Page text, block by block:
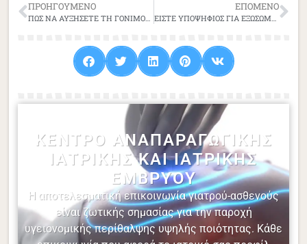
ΠΡΟΗΓΟΎΜΕΝΟ
ΠΩΣ ΝΑ ΑΥΞΗΣΕΤΕ ΤΗ ΓΟΝΙΜΟΤΗΤΑ ΜΕ ΦΥΣΙΚΟ ΤΡΟΠΟ: 5 ΤΡΟΠΟΙ ΒΕΛΤΙΩΣΗΣ ΤΗΣ ΓΟΝΙΜΟΤΗΤΑΣ
ΕΠΌΜΕΝΟ
ΕΙΣΤΕ ΥΠΟΨΗΦΙΟΣ ΓΙΑ ΕΞΩΣΩΜΑΤΙΚΗ ΓΟΝΙΜΟΠΟΙΗΣΗ;
ΚΈΝΤΡΟ ΑΝΑΠΑΡΑΓΩΓΙΚΉΣ
ΙΑΤΡΙΚΉΣ ΚΑΙ ΙΑΤΡΙΚΉΣ
ΕΜΒΡΎΟΥ
Η αποτελεσματική επικοινωνία γιατρού-ασθενούς
είναι ζωτικής σημασίας για την παροχή
υγειονομικής περίθαλψης υψηλής ποιότητας. Κάθε